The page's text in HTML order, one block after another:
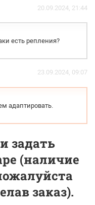
20.09.2024, 21:44
есть репления?
23.09.2024, 09:07
адаптировать.
задать
(наличие
заказ).